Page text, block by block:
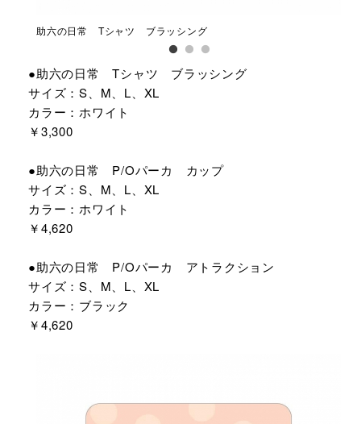
助六の日常 Tシャツ ブラッシング
●助六の日常 Tシャツ ブラッシング
サイズ：S、M、L、XL
カラー：ホワイト
￥3,300
●助六の日常 P/Oパーカ カップ
サイズ：S、M、L、XL
カラー：ホワイト
￥4,620
●助六の日常 P/Oパーカ アトラクション
サイズ：S、M、L、XL
カラー：ブラック
￥4,620